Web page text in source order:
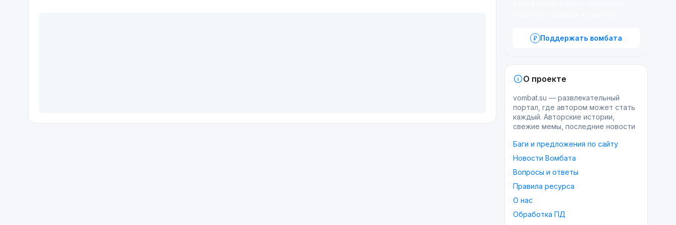
Поддержать вомбата
О проекте
vombat.su — развлекательный
портал, где автором может стать
каждый. Авторские истории,
свежие мемы, последние новости
Баги и предложения по сайту
Новости Вомбата
Вопросы и ответы
Правила ресурса
О нас
Обработка ПД